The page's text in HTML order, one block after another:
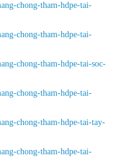
chong-tham-hdpe-tai-
chong-tham-hdpe-tai-
chong-tham-hdpe-tai-soc-
chong-tham-hdpe-tai-
chong-tham-hdpe-tai-tay-
chong-tham-hdpe-tai-